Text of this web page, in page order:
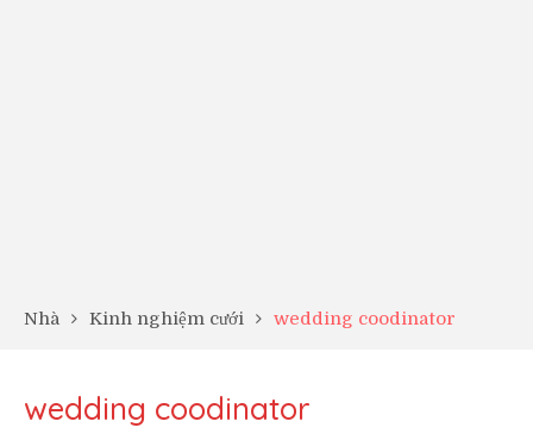
Nhà Kinh nghiệm cưới wedding coodinator
wedding coodinator